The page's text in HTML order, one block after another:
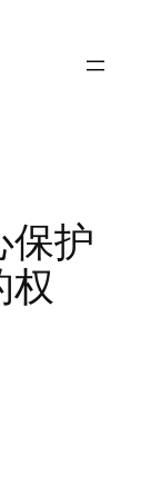
保护
权